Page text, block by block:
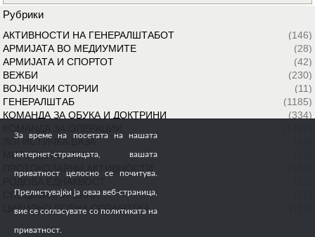
Рубрики
АКТИВНОСТИ НА ГЕНЕРАЛШТАБОТ
(146)
АРМИЈАТА ВО МЕДИУМИТЕ
(28)
АРМИЈАТА И СПОРТОТ
(42)
ВЕЖБИ
(230)
ВОЈНИЧКИ СТОРИИ
(11)
ГЕНЕРАЛШТАБ
(1185)
КОМАНДА ЗА ОБУКА И ДОКТРИНИ
(334)
ЛОГИСТИЧКА БАЗА
МИРОВНИ МИСИИ
СПЕЦИЈАЛНИ СИЛИ
ЦИВИЛНО ВОЕНА СОРАБОТКА
За време на посетата на нашата
интернет-страницата, вашата
приватност целосно се почитува.
Прелистувајќи ја оваа веб-страница,
вие се согласувате со политиката на
приватност.